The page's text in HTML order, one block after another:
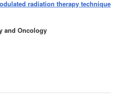
radiation therapy technique
and Oncology